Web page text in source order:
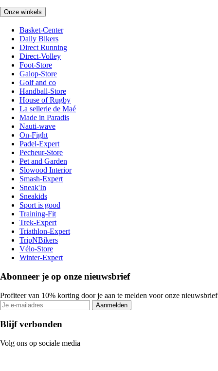
Onze winkels
Basket-Center
Daily Bikers
Direct Running
Direct-Volley
Foot-Store
Galop-Store
Golf and co
Handball-Store
House of Rugby
La sellerie de Maé
Made in Paradis
Nauti-wave
On-Fight
Padel-Expert
Pecheur-Store
Pet and Garden
Slowood Interior
Smash-Expert
Sneak'In
Sneakids
Sport is good
Training-Fit
Trek-Expert
Triathlon-Expert
TripNBikers
Vélo-Store
Winter-Expert
Abonneer je op onze nieuwsbrief
Profiteer van 10% korting door je aan te melden voor onze nieuwsbrief
Aanmelden
Blijf verbonden
Volg ons op sociale media